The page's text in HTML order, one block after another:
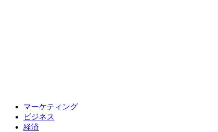
マーケティング
ビジネス
経済